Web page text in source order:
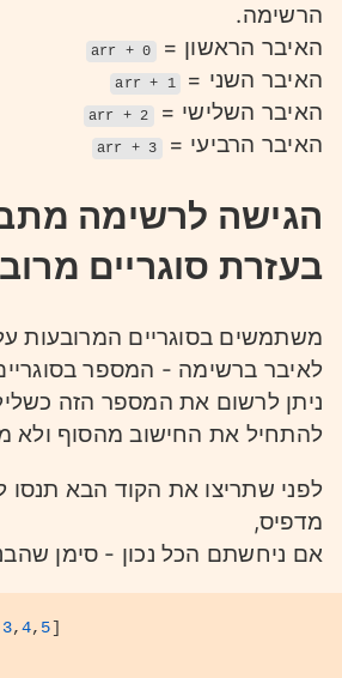
הרשימה.
האיבר הראשון = arr + 0
האיבר השני = arr + 1
האיבר השלישי = arr + 2
האיבר הרביעי = arr + 3
הגישה לרשימה
בעזרת סוגריים
משתמשים בסוגריים המרובעות
לאיבר ברשימה - המספר
ניתן לרשום את המספר הזה
להתחיל את החישוב מהסוף ולא
לפני שתריצו את הקוד הבא
מדפיס,
אם ניחשתם הכל נכון - סימן
3,4, 5]